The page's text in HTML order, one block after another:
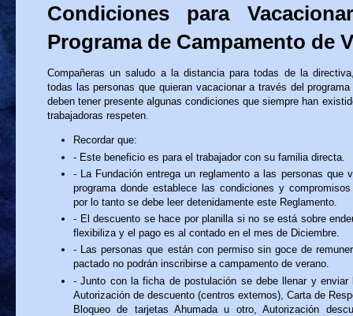
Condiciones para
Programa de Campamento de
Compañeras un saludo a la distancia para todas de la
todas las personas que quieran vacacionar a través del
deben tener presente algunas condiciones que siempre han
trabajadoras respeten.
Recordar que:
- Este beneficio es para el trabajador con su familia directa.
- La Fundación entrega un reglamento a las personas que
programa donde establece las condiciones y
por lo tanto se debe leer detenidamente este Reglamento.
- El descuento se hace por planilla si no se está sobre
flexibiliza y el pago es al contado en el mes de Diciembre.
- Las personas que están con permiso sin goce de
pactado no podrán inscribirse a campamento de verano.
- Junto con la ficha de postulación se debe llenar y enviar
Autorización de descuento (centros externos), Carta de
Bloqueo de tarjetas Ahumada u otro, Autorización